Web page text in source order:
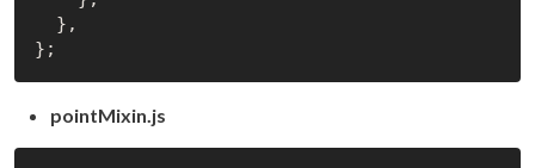
pointMixin.js